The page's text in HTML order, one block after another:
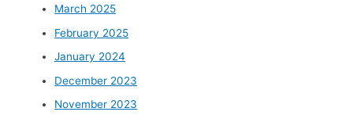
March 2025
February 2025
January 2024
December 2023
November 2023